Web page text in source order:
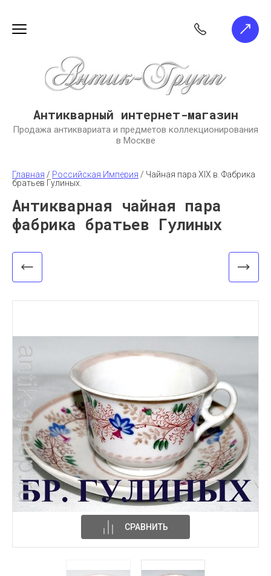
Антикварный интернет-магазин
Продажа антиквариата и предметов коллекционирования
в Москве
Главная / Российская Империя / Чайная пара XIX в. Фабрика
братьев Гулиных.
Антикварная чайная пара
фабрика братьев Гулиных
СРАВНИТЬ